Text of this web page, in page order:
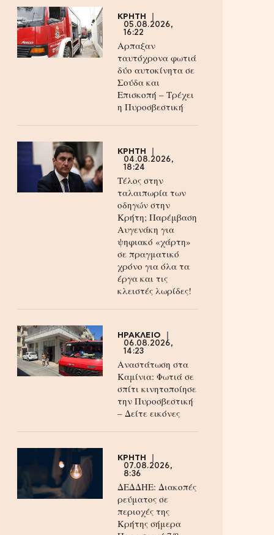
ΚΡΗΤΗ
05.08.2026,
16:22
Αρπαξαν
ταυτόχρονα φωτιά
δύο αυτοκίνητα σε
Σούδα και
Επισκοπή – Τρέχει
η Πυροσβεστική
ΚΡΗΤΗ
04.08.2026,
18:24
Τέλος στην
ταλαιπωρία των
οδηγών στην
Κρήτη; Παρέμβαση
Αυγενάκη για
ψηφιακό «χάρτη»
σε πραγματικό
χρόνο για όλα τα
έργα και τις
κλειστές λωρίδες!
ΗΡΑΚΛΕΙΟ
06.08.2026,
14:23
Αναστάτωση στα
Καμίνια: Φωτιά σε
σπίτι κινητοποίησε
την Πυροσβεστική
– Δείτε εικόνες
ΚΡΗΤΗ
07.08.2026,
8:36
ΔΕΔΔΗΕ: Διακοπές
ρεύματος σε
περιοχές της
Κρήτης σήμερα